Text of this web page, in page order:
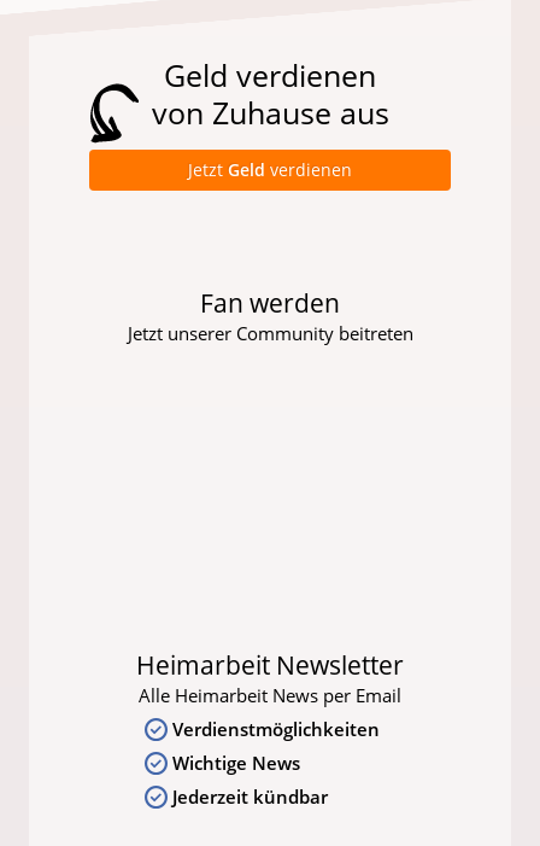
Geld verdienen
von Zuhause aus
Jetzt Geld verdienen
Fan werden
Jetzt unserer Community beitreten
Heimarbeit Newsletter
Alle Heimarbeit News per Email
Verdienstmöglichkeiten
Wichtige News
Jederzeit kündbar